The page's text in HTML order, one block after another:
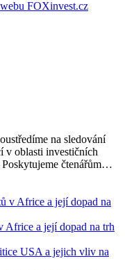
FOXinvest.cz
na sledování
v oblasti investičních
Poskytujeme čtenářům…
Africe a její dopad na trh